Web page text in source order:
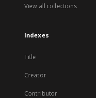
View all collections
Indexes
Title
Creator
Contributor